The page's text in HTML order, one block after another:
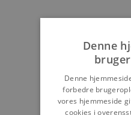
Denne
Denne
forbedre
vores hjemmeside
cookies i